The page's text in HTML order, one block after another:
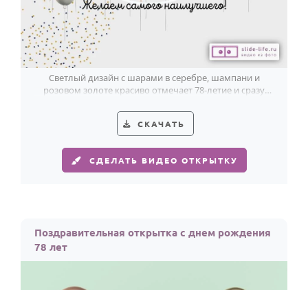
Светлый дизайн с шарами в серебре, шампани и
розовом золоте красиво отмечает 78-летие и сразу
СКАЧАТЬ
СДЕЛАТЬ ВИДЕО ОТКРЫТКУ
Поздравительная открытка с днем рождения
78 лет